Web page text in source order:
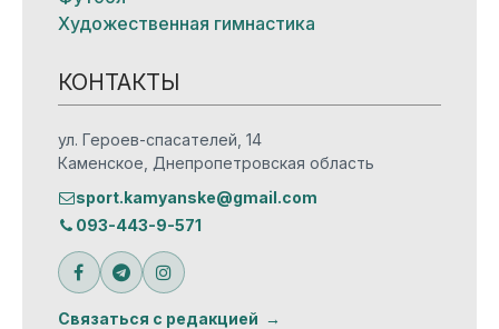
Художественная гимнастика
КОНТАКТЫ
ул. Героев-спасателей, 14
Каменское, Днепропетровская область
sport.kamyanske@gmail.com
093-443-9-571
Связаться с редакцией